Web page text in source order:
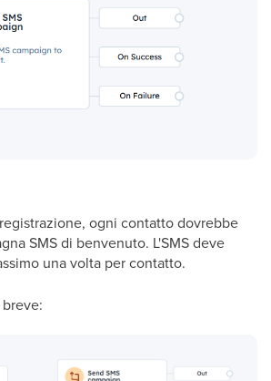
ogni contatto dovrebbe
SMS di benvenuto. L'SMS deve
una volta per contatto.